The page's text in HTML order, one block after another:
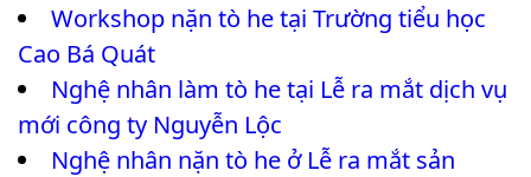
Workshop nặn tò he tại Trường tiểu học
Cao Bá Quát
Nghệ nhân làm tò he tại Lễ ra mắt dịch vụ
mới công ty Nguyễn Lộc
Nghệ nhân nặn tò he ở Lễ ra mắt sản